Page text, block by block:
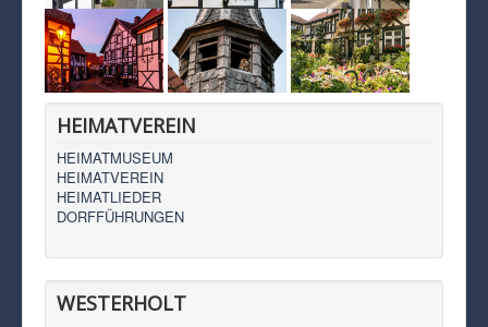
HEIMATVEREIN
HEIMATMUSEUM
HEIMATVEREIN
HEIMATLIEDER
DORFFÜHRUNGEN
WESTERHOLT